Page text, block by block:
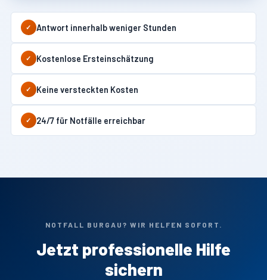
✓ Antwort innerhalb weniger Stunden
✓ Kostenlose Ersteinschätzung
✓ Keine versteckten Kosten
✓ 24/7 für Notfälle erreichbar
NOTFALL BURGAU? WIR HELFEN SOFORT.
Jetzt professionelle Hilfe
sichern